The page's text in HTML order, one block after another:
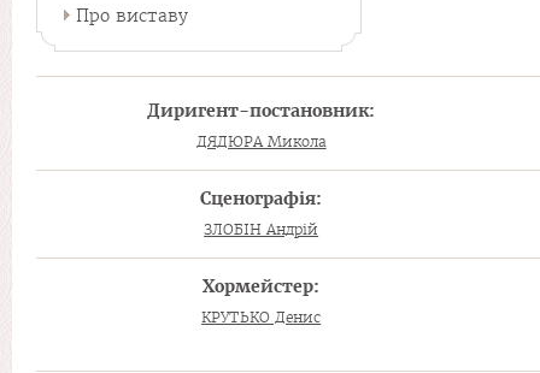
Про виставу
Диригент-постановник:
ДЯДЮРА Микола
Сценографія:
ЗЛОБІН Андрій
Хормейстер:
КРУТЬКО Денис